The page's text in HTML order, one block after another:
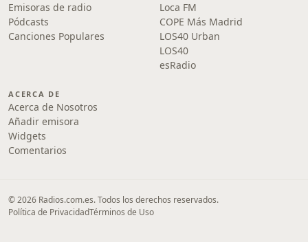
Emisoras de radio
Pódcasts
Canciones Populares
Loca FM
COPE Más Madrid
LOS40 Urban
LOS40
esRadio
ACERCA DE
Acerca de Nosotros
Añadir emisora
Widgets
Comentarios
© 2026 Radios.com.es. Todos los derechos reservados.
Política de PrivacidadTérminos de Uso